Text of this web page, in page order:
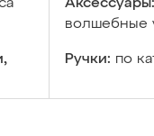
Аксессуары:
волшебные
Ручки: по